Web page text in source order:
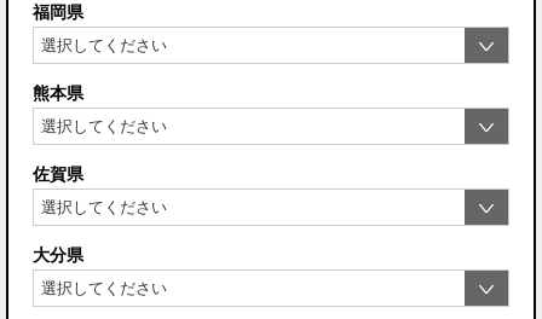
福岡県
熊本県
佐賀県
大分県